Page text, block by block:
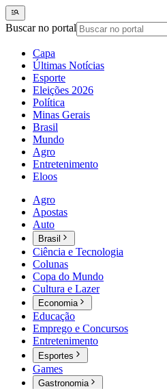
Buscar no portal
Capa
Últimas Notícias
Esporte
Eleições 2026
Política
Minas Gerais
Brasil
Mundo
Agro
Entretenimento
Eloos
Agro
Apostas
Auto
Brasil
Ciência e Tecnologia
Colunas
Copa do Mundo
Cultura e Lazer
Economia
Educação
Emprego e Concursos
Entretenimento
Esportes
Games
Gastronomia